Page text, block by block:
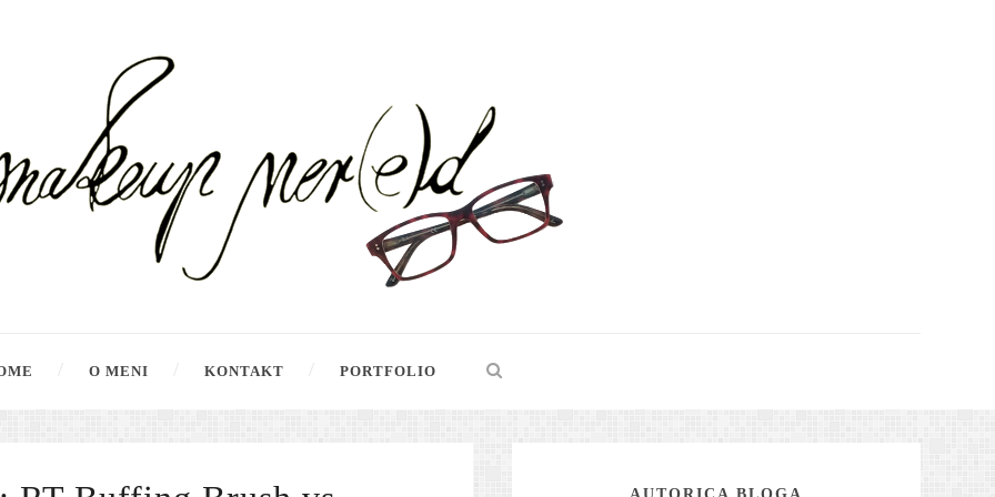
O MENI KONTAKT PORTFOLIO